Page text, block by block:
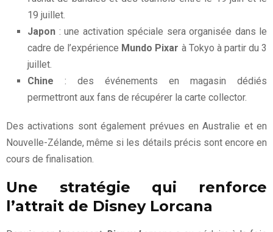
19 juillet.
Japon : une activation spéciale sera organisée dans le
cadre de l’expérience Mundo Pixar à Tokyo à partir du 3
juillet.
Chine : des événements en magasin dédiés
permettront aux fans de récupérer la carte collector.
Des activations sont également prévues en Australie et en
Nouvelle-Zélande, même si les détails précis sont encore en
cours de finalisation.
Une stratégie qui renforce
l’attrait de Disney Lorcana